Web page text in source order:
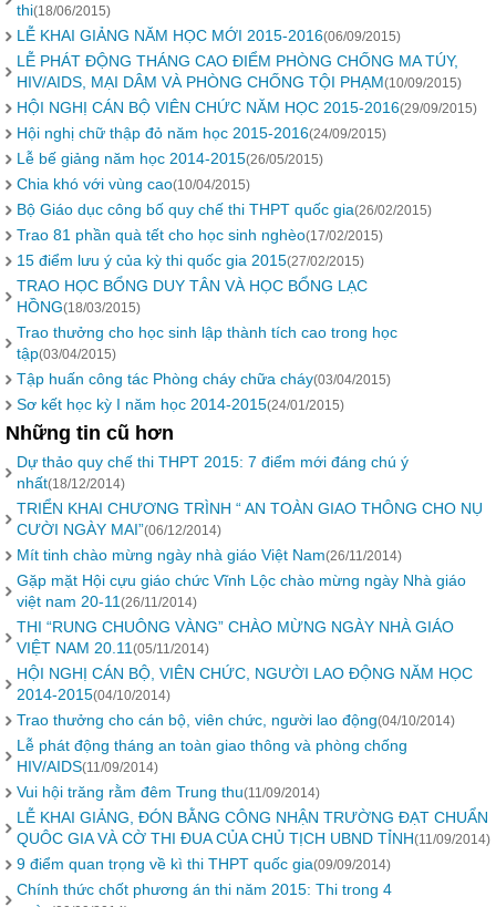
thi(18/06/2015)
LỄ KHAI GIẢNG NĂM HỌC MỚI 2015-2016(06/09/2015)
LỄ PHÁT ĐỘNG THÁNG CAO ĐIỂM PHÒNG CHỐNG MA TÚY,
HIV/AIDS, MẠI DÂM VÀ PHÒNG CHỐNG TỘI PHẠM(10/09/2015)
HỘI NGHỊ CÁN BỘ VIÊN CHỨC NĂM HỌC 2015-2016(29/09/2015)
Hội nghị chữ thập đỏ năm học 2015-2016(24/09/2015)
Lễ bế giảng năm học 2014-2015(26/05/2015)
Chia khó với vùng cao(10/04/2015)
Bộ Giáo dục công bố quy chế thi THPT quốc gia(26/02/2015)
Trao 81 phần quà tết cho học sinh nghèo(17/02/2015)
15 điểm lưu ý của kỳ thi quốc gia 2015(27/02/2015)
TRAO HỌC BỔNG DUY TÂN VÀ HỌC BỔNG LẠC
HỒNG(18/03/2015)
Trao thưởng cho học sinh lập thành tích cao trong học
tập(03/04/2015)
Tập huấn công tác Phòng cháy chữa cháy(03/04/2015)
Sơ kết học kỳ I năm học 2014-2015(24/01/2015)
Những tin cũ hơn
Dự thảo quy chế thi THPT 2015: 7 điểm mới đáng chú ý
nhất(18/12/2014)
TRIỂN KHAI CHƯƠNG TRÌNH “ AN TOÀN GIAO THÔNG CHO NỤ
CƯỜI NGÀY MAI”(06/12/2014)
Mít tinh chào mừng ngày nhà giáo Việt Nam(26/11/2014)
Gặp mặt Hội cựu giáo chức Vĩnh Lộc chào mừng ngày Nhà giáo
việt nam 20-11(26/11/2014)
THI “RUNG CHUÔNG VÀNG” CHÀO MỪNG NGÀY NHÀ GIÁO
VIỆT NAM 20.11(05/11/2014)
HỘI NGHỊ CÁN BỘ, VIÊN CHỨC, NGƯỜI LAO ĐỘNG NĂM HỌC
2014-2015(04/10/2014)
Trao thưởng cho cán bộ, viên chức, người lao động(04/10/2014)
Lễ phát động tháng an toàn giao thông và phòng chống
HIV/AIDS(11/09/2014)
Vui hội trăng rằm đêm Trung thu(11/09/2014)
LỄ KHAI GIẢNG, ĐÓN BẰNG CÔNG NHẬN TRƯỜNG ĐẠT CHUẨN
QUÔC GIA VÀ CỜ THI ĐUA CỦA CHỦ TỊCH UBND TỈNH(11/09/2014)
9 điểm quan trọng về kì thi THPT quốc gia(09/09/2014)
Chính thức chốt phương án thi năm 2015: Thi trong 4